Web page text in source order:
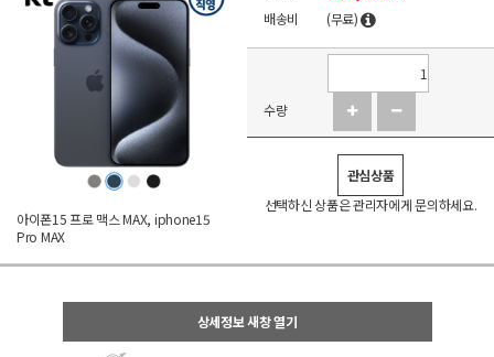
아이폰15 프로 맥스 MAX, iphone15
Pro MAX
배송비
(무료)
수량
관심상품
선택하신 상품은 관리자에게 문의하세요.
상세정보 새창 열기